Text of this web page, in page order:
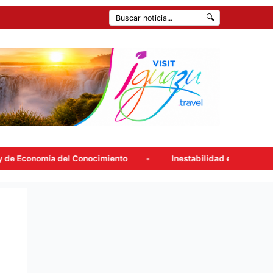
🔍
Conocimiento Inestabilidad en la ciudad: Consultá el